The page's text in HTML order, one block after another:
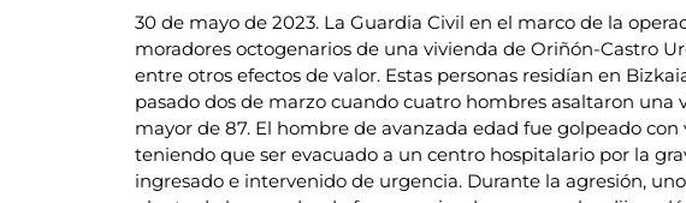
30 de mayo de 2023. La Guardia Civil en el marco de la
moradores octogenarios de una vivienda de Oriñón-Castro
entre otros efectos de valor. Estas personas residían en
pasado dos de marzo cuando cuatro hombres asaltaron
mayor de 87. El hombre de avanzada edad fue golpeado
teniendo que ser evacuado a un centro hospitalario por la
ingresado e intervenido de urgencia. Durante la agresión,